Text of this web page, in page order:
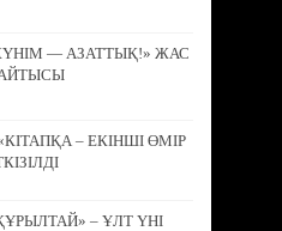
— АЗАТТЫҚ!» ЖАС
– ЕКІНШІ ӨМІР
– ҰЛТ ҮНІ